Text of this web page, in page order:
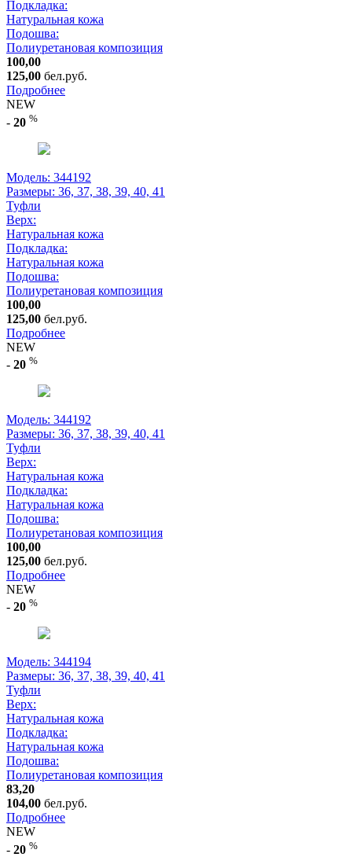
Подкладка:
Натуральная кожа
Подошва:
Полиуретановая композиция
100,00
125,00 бел.руб.
Подробнее
NEW
- 20 %
Модель: 344192
Размеры: 36, 37, 38, 39, 40, 41
Туфли
Верх:
Натуральная кожа
Подкладка:
Натуральная кожа
Подошва:
Полиуретановая композиция
100,00
125,00 бел.руб.
Подробнее
NEW
- 20 %
Модель: 344192
Размеры: 36, 37, 38, 39, 40, 41
Туфли
Верх:
Натуральная кожа
Подкладка:
Натуральная кожа
Подошва:
Полиуретановая композиция
100,00
125,00 бел.руб.
Подробнее
NEW
- 20 %
Модель: 344194
Размеры: 36, 37, 38, 39, 40, 41
Туфли
Верх:
Натуральная кожа
Подкладка:
Натуральная кожа
Подошва:
Полиуретановая композиция
83,20
104,00 бел.руб.
Подробнее
NEW
- 20 %